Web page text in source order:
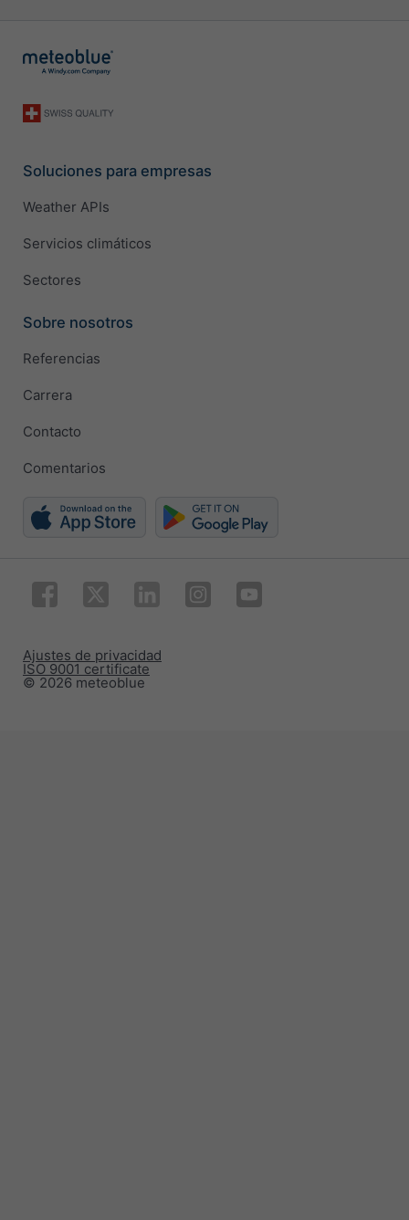
Soluciones para empresas
Weather APIs
Servicios climáticos
Sectores
Sobre nosotros
Referencias
Carrera
Contacto
Comentarios
© 2026 meteoblue
ISO 9001 certificate
Ajustes de privacidad